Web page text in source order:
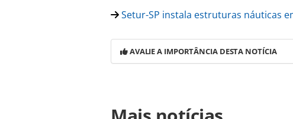
Setur-SP instala estruturas náuticas
AVALIE A IMPORTÂNCIA DESTA NOTÍCIA
https://www.panrotas.com.br/100xbrasil/